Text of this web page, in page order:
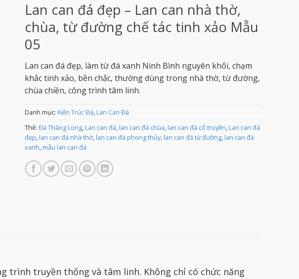
Lan can đá đẹp – Lan can nhà thờ,
chùa, từ đường chế tác tinh xảo Mẫu
05
Lan can đá đẹp, làm từ đá xanh Ninh Bình nguyên khối, chạm
khắc tinh xảo, bền chắc, thường dùng trong nhà thờ, từ đường,
chùa chiền, công trình tâm linh.
Danh mục: Kiến Trúc Đá Lan Can Đá
Thẻ: Đá Thăng Long, Lan can đá lan can đá chùa lan can đá cổ truyền Lan can đá
đẹp lan can đá nhà thờ, lan can đá phong thủy, lan can đá từ đường, lan can đá
xanh mẫu lan can đá
trình truyền thống và tâm linh. Không chỉ có chức năng